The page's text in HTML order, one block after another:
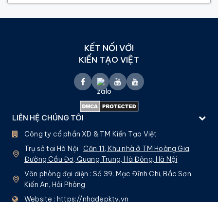
KẾT NỐI VỚI
KIẾN TẠO VIỆT
LIÊN HỆ CHÚNG TÔI
Công ty cổ phần XD & TM Kiến Tạo Việt
Trụ sở tại Hà Nội : Căn 11, Khu nhà ở TM Hoàng Gia,
Đường Cầu Đơ, Quang Trung, Hà Đông, Hà Nội
Văn phòng đại diện : Số 39, Mạc Đĩnh Chi, Bắc Sơn,
Kiến An, Hải Phòng
Website : https://nhadepktv.vn